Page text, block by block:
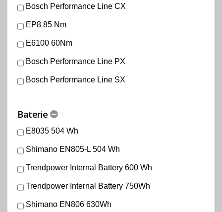
Bosch Performance Line CX
EP8 85 Nm
E6100 60Nm
Bosch Performance Line PX
Bosch Performance Line SX
Baterie
E8035 504 Wh
Shimano EN805-L 504 Wh
Trendpower Internal Battery 600 Wh
Trendpower Internal Battery 750Wh
Shimano EN806 630Wh